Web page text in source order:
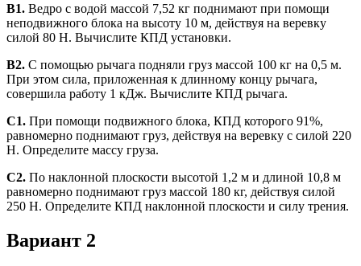
В1. Ведро с водой массой 7,52 кг поднимают при помощи
неподвижного блока на высоту 10 м, действуя на веревку
силой 80 Н. Вычислите КПД установки.
В2. С помощью рычага подняли груз массой 100 кг на 0,5 м.
При этом сила, приложенная к длинному концу рычага,
совершила работу 1 кДж. Вычислите КПД рычага.
С1. При помощи подвижного блока, КПД которого 91%,
равномерно поднимают груз, действуя на веревку с силой 220
Н. Определите массу груза.
С2. По наклонной плоскости высотой 1,2 м и длиной 10,8 м
равномерно поднимают груз массой 180 кг, действуя силой
250 Н. Определите КПД наклонной плоскости и силу трения.
Вариант 2